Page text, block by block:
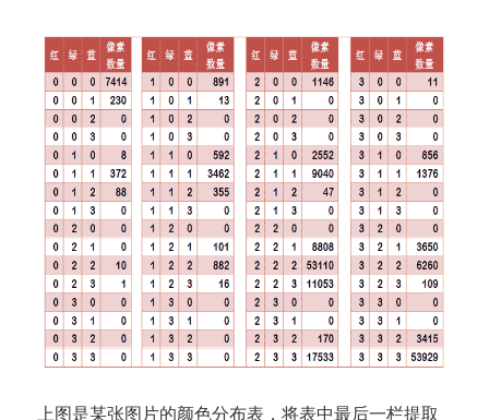
上图是某张图片的颜色分布表，将表中最后一栏提取